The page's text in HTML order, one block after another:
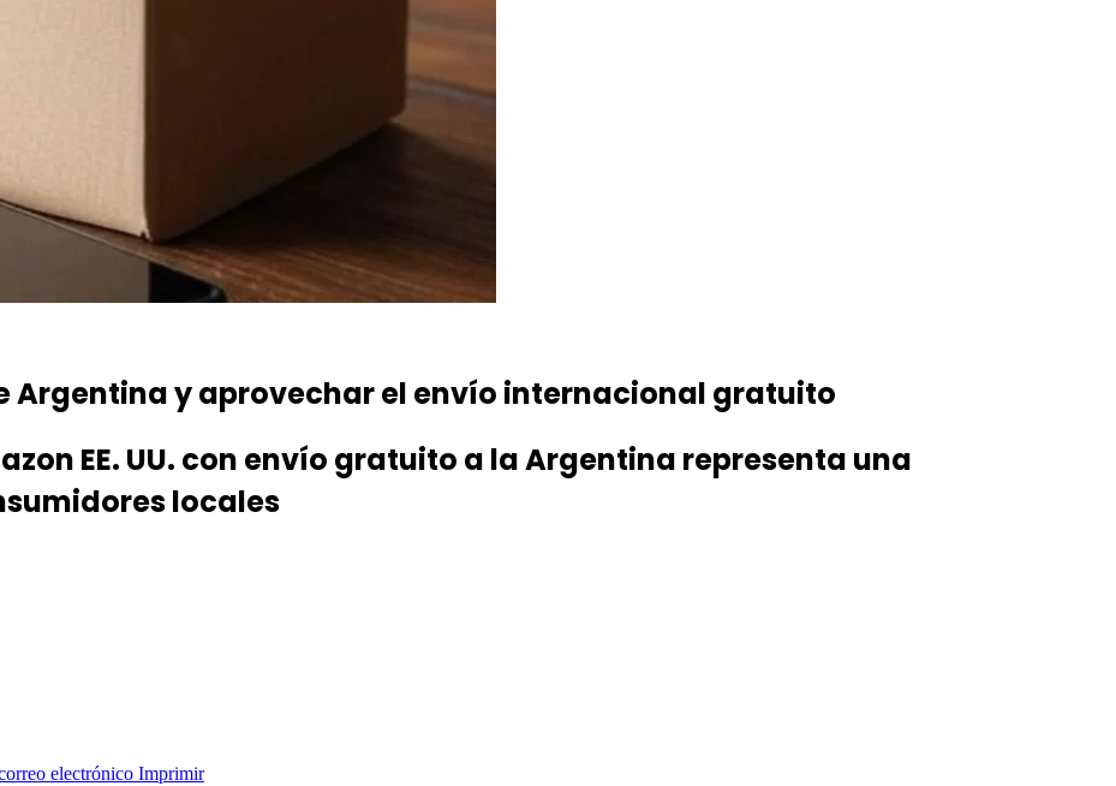
Argentina y aprovechar el envío internacional gratuito
EE. UU. con envío gratuito a la Argentina representa una
locales
electrónico Imprimir